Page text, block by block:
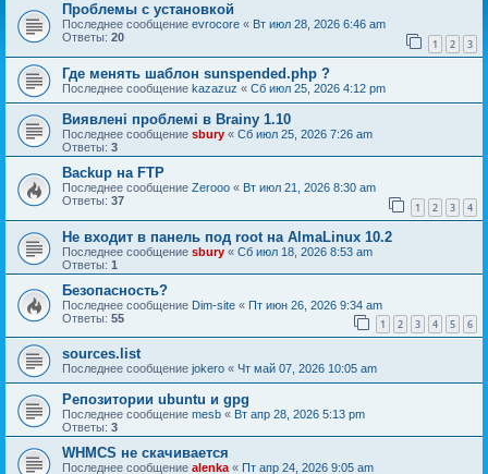
Проблемы с установкой
Последнее сообщение evrocore « Вт июл 28, 2026 6:46 am
Ответы: 20 1 2 3
Где менять шаблон sunspended.php ?
Последнее сообщение kazazuz « Сб июл 25, 2026 4:12 pm
Виявлені проблемі в Brainy 1.10
Последнее сообщение sbury « Сб июл 25, 2026 7:26 am
Ответы: 3
Backup на FTP
Последнее сообщение Zerooo « Вт июл 21, 2026 8:30 am
Ответы: 37 1 2 3 4
Не входит в панель под root на AlmaLinux 10.2
Последнее сообщение sbury « Сб июл 18, 2026 8:53 am
Ответы: 1
Безопасность?
Последнее сообщение Dim-site « Пт июн 26, 2026 9:34 am
Ответы: 55 1 2 3 4 5 6
sources.list
Последнее сообщение jokero « Чт май 07, 2026 10:05 am
Репозитории ubuntu и gpg
Последнее сообщение mesb « Вт апр 28, 2026 5:13 pm
Ответы: 3
WHMCS не скачивается
Последнее сообщение alenka « Пт апр 24, 2026 9:05 am